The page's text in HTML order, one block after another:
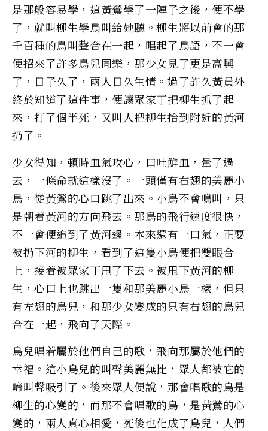
是那般容易學，這黃鶯學了一陣子之後，便不學
了，就叫柳生學鳥叫給她聽。柳生將以前會的那
千百種的鳥叫聲合在一起，唱起了鳥語，不一會
便招來了許多鳥兒同樂，那少女見了更是高興
了，日子久了，兩人日久生情。過了許久黃員外
終於知道了這件事，便讓眾家丁把柳生抓了起
來，打了個半死，又叫人把柳生抬到附近的黃河
扔了。
少女得知，頓時血氣攻心，口吐鮮血，暈了過
去，一條命就這樣沒了。一頭僅有右翅的美麗小
鳥，從黃鶯的心口跳了出來。小鳥不會鳴叫，只
是朝着黃河的方向飛去。那鳥的飛行速度很快，
不一會便追到了黃河邊。本來還有一口氣，正要
被扔下河的柳生，看到了這隻小鳥便把雙眼合
上，接着被眾家丁甩了下去。被甩下黃河的柳
生，心口上也跳出一隻和那美麗小鳥一樣，但只
有左翅的鳥兒，和那少女變成的只有右翅的鳥兒
合在一起，飛向了天際。
鳥兒唱着屬於他們自己的歌，飛向那屬於他們的
幸福。這小鳥兒的叫聲美麗無比，眾人都被它的
啼叫聲吸引了。後來眾人便說，那會唱歌的鳥是
柳生的心變的，而那不會唱歌的鳥，是黃鶯的心
變的，兩人真心相愛，死後也化成了鳥兒，人們